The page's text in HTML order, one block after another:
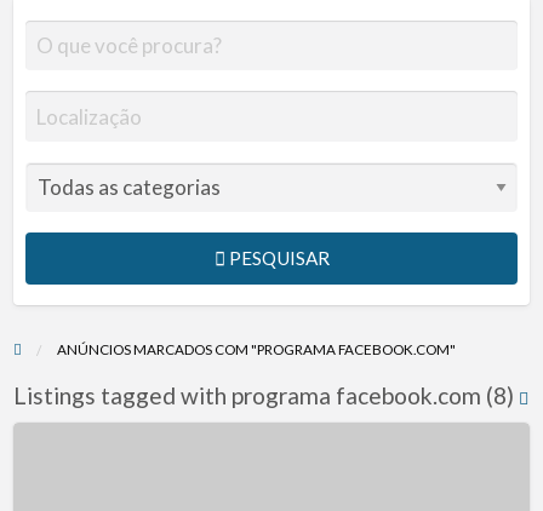
PESQUISAR
ANÚNCIOS MARCADOS COM "PROGRAMA FACEBOOK.COM"
Listings tagged with programa facebook.com (8)